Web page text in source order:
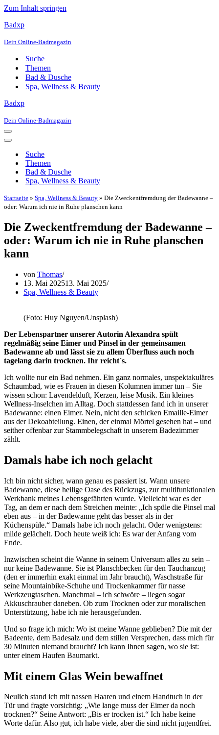
Zum Inhalt springen
Badxp
Dein Online-Badmagazin
Suche
Themen
Bad & Dusche
Spa, Wellness & Beauty
Badxp
Dein Online-Badmagazin
Navigationsmenü
Navigationsmenü
Suche
Themen
Bad & Dusche
Spa, Wellness & Beauty
Startseite » Spa, Wellness & Beauty » Die Zweckentfremdung der Badewanne –
oder: Warum ich nie in Ruhe planschen kann
Die Zweckentfremdung der Badewanne –
oder: Warum ich nie in Ruhe planschen
kann
von Thomas
13. Mai 202513. Mai 2025
Spa, Wellness & Beauty
(Foto: Huy Nguyen/Unsplash)
Der Lebenspartner unserer Autorin Alexandra spült
regelmäßig seine Eimer und Pinsel in der gemeinsamen
Badewanne ab und lässt sie zu allem Überfluss auch noch
tagelang darin trocknen. Ihr reicht´s.
Ich wollte nur ein Bad nehmen. Ein ganz normales, unspektakuläres
Schaumbad, wie es Frauen in diesen Kolumnen immer tun – Sie
wissen schon: Lavendelduft, Kerzen, leise Musik. Ein kleines
Wellness-Inselchen im Alltag. Doch stattdessen fand ich in unserer
Badewanne: einen Eimer. Nein, nicht den schicken Emaille-Eimer
aus der Dekoabteilung. Einen, der einmal Mörtel gesehen hat – und
seither offenbar zur Stammbelegschaft in unserem Badezimmer
zählt.
Damals habe ich noch gelacht
Ich bin nicht sicher, wann genau es passiert ist. Wann unsere
Badewanne, diese heilige Oase des Rückzugs, zur multifunktionalen
Werkbank meines Lebensgefährten wurde. Vielleicht war es der
Tag, an dem er nach dem Streichen meinte: „Ich spüle die Pinsel mal
eben aus – in der Badewanne geht das besser als in der
Küchenspüle.“ Damals habe ich noch gelacht. Oder wenigstens:
milde gelächelt. Doch heute weiß ich: Es war der Anfang vom
Ende.
Inzwischen scheint die Wanne in seinem Universum alles zu sein –
nur keine Badewanne. Sie ist Planschbecken für den Tauchanzug
(den er immerhin exakt einmal im Jahr braucht), Waschstraße für
seine Mountainbike-Schuhe und Trockenkammer für nasse
Werkzeugtaschen. Manchmal – ich schwöre – liegen sogar
Akkuschrauber daneben. Ob zum Trocknen oder zur moralischen
Unterstützung, habe ich nie herausgefunden.
Und so frage ich mich: Wo ist meine Wanne geblieben? Die mit der
Badeente, dem Badesalz und dem stillen Versprechen, dass mich für
30 Minuten niemand braucht? Ich kann Ihnen sagen, wo sie ist:
unter einem Haufen Baumarkt.
Mit einem Glas Wein bewaffnet
Neulich stand ich mit nassen Haaren und einem Handtuch in der
Tür und fragte vorsichtig: „Wie lange muss der Eimer da noch
trocknen?“ Seine Antwort: „Bis er trocken ist.“ Ich habe keine
Worte dafür. Also gut, ich habe viele, aber die sind nicht jugendfrei.